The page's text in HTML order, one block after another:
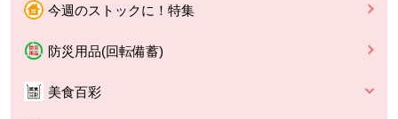
今週のストックに！特集
防災用品(回転備蓄)
美食百彩